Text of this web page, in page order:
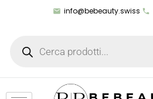
info@bebeauty.swiss